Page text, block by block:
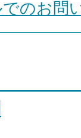
でのお問